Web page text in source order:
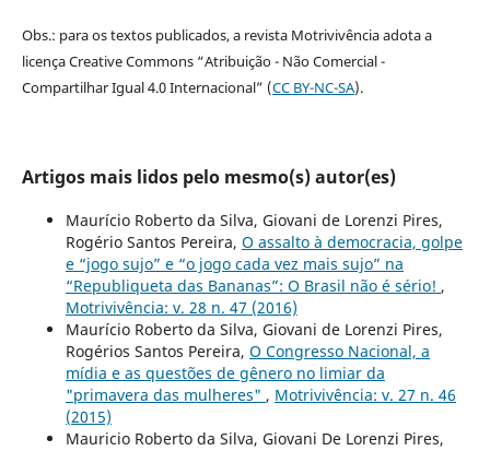
Obs.: para os textos publicados, a revista Motrivivência adota a
licença Creative Commons “Atribuição - Não Comercial -
Compartilhar Igual 4.0 Internacional” (CC BY-NC-SA).
Artigos mais lidos pelo mesmo(s) autor(es)
Maurício Roberto da Silva, Giovani de Lorenzi Pires,
Rogério Santos Pereira, O assalto à democracia, golpe
e “jogo sujo” e “o jogo cada vez mais sujo” na
“Republiqueta das Bananas”: O Brasil não é sério! ,
Motrivivência: v. 28 n. 47 (2016)
Maurício Roberto da Silva, Giovani de Lorenzi Pires,
Rogérios Santos Pereira, O Congresso Nacional, a
mídia e as questões de gênero no limiar da
"primavera das mulheres" , Motrivivência: v. 27 n. 46
(2015)
Mauricio Roberto da Silva, Giovani De Lorenzi Pires,